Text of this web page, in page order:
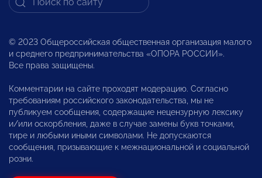
© 2023 Общероссийская общественная организация малого
и среднего предпринимательства «ОПОРА РОССИИ».
Все права защищены.
Комментарии на сайте проходят модерацию. Согласно
требованиям российского законодательства, мы не
публикуем сообщения, содержащие нецензурную лексику
и/или оскорбления, даже в случае замены букв точками,
тире и любыми иными символами. Не допускаются
сообщения, призывающие к межнациональной и социальной
розни.